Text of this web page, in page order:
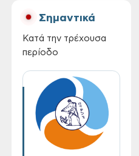
Σημαντικά
Κατά την τρέχουσα
περίοδο